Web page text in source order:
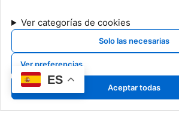
Ver categorías de cookies
Solo las necesarias
Ver preferencias
Aceptar todas
ES
Aviso legal
Política de privacidad
Política de cookies